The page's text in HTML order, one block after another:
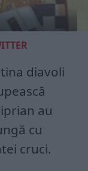
diavoli
au
cu
cruci.